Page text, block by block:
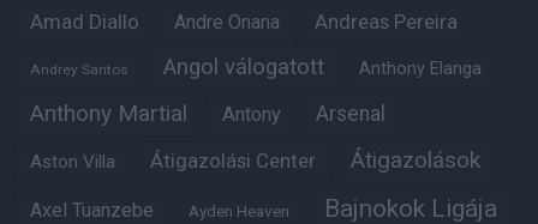
Amad Diallo Andre Onana Andreas Pereira
Andrey Santos Angol válogatott Anthony Elanga
Anthony Martial Antony Arsenal
Aston Villa Átigazolási Center Átigazolások
Axel Tuanzebe Ayden Heaven Bajnokok Ligája